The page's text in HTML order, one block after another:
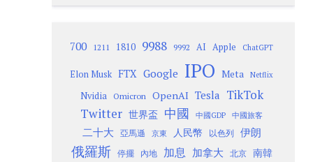
700 1211 1810 9988 9992 AI Apple ChatGPT
Elon Musk FTX Google IPO Meta Netflix
Nvidia Omicron OpenAI Tesla TikTok
Twitter 世界盃 中國 中國GDP 中國旅客
二十大 亞馬遜 京東 人民幣 以色列 伊朗
俄羅斯 停擺 內地 加息 加拿大 北京
南韓